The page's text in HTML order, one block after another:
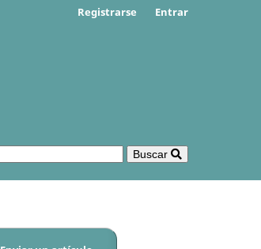
Buscar
Registrarse Entrar